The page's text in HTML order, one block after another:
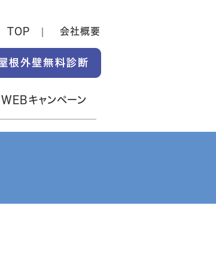
TOP 会社概要
WEBキャンペーン